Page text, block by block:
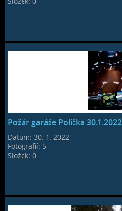
Požár garáže Polička 30.1.2022
Datum:30. 1. 2022
Fotografií: 5
Složek:0